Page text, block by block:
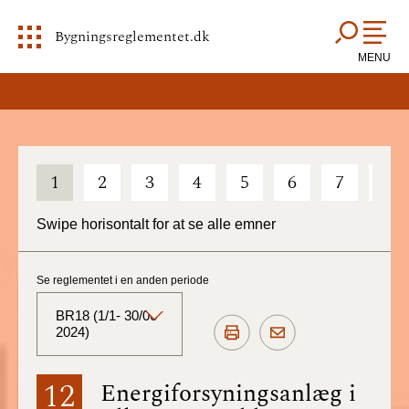
Bygningsreglementet.dk
MENU
1 2 3 4 5 6 7
Swipe horisontalt for at se alle emner
12 Energiforsyningsanlæg i
Se reglementet i en anden periode
BR18 (1/1- 30/06
2024)
BR18 (Aktuelt)